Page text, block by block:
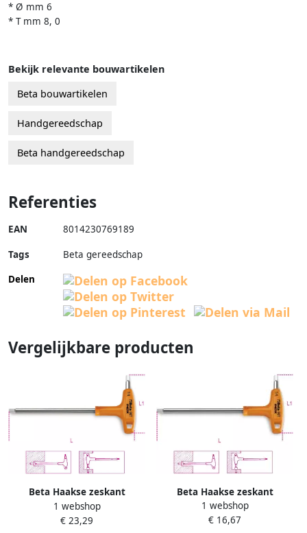
* Ø mm 6
* T mm 8, 0
Bekijk relevante bouwartikelen
Beta bouwartikelen
Handgereedschap
Beta handgereedschap
Referenties
EAN 8014230769189
Tags
Beta gereedschap
Delen
Vergelijkbare producten
Beta Haakse zeskant
stiftsleutels met kunststof
krachthandgreep
1 webshop
€ 23,29
Beta Haakse zeskant
stiftsleutels met kunststof
krachthandgreep
1 webshop
€ 16,67